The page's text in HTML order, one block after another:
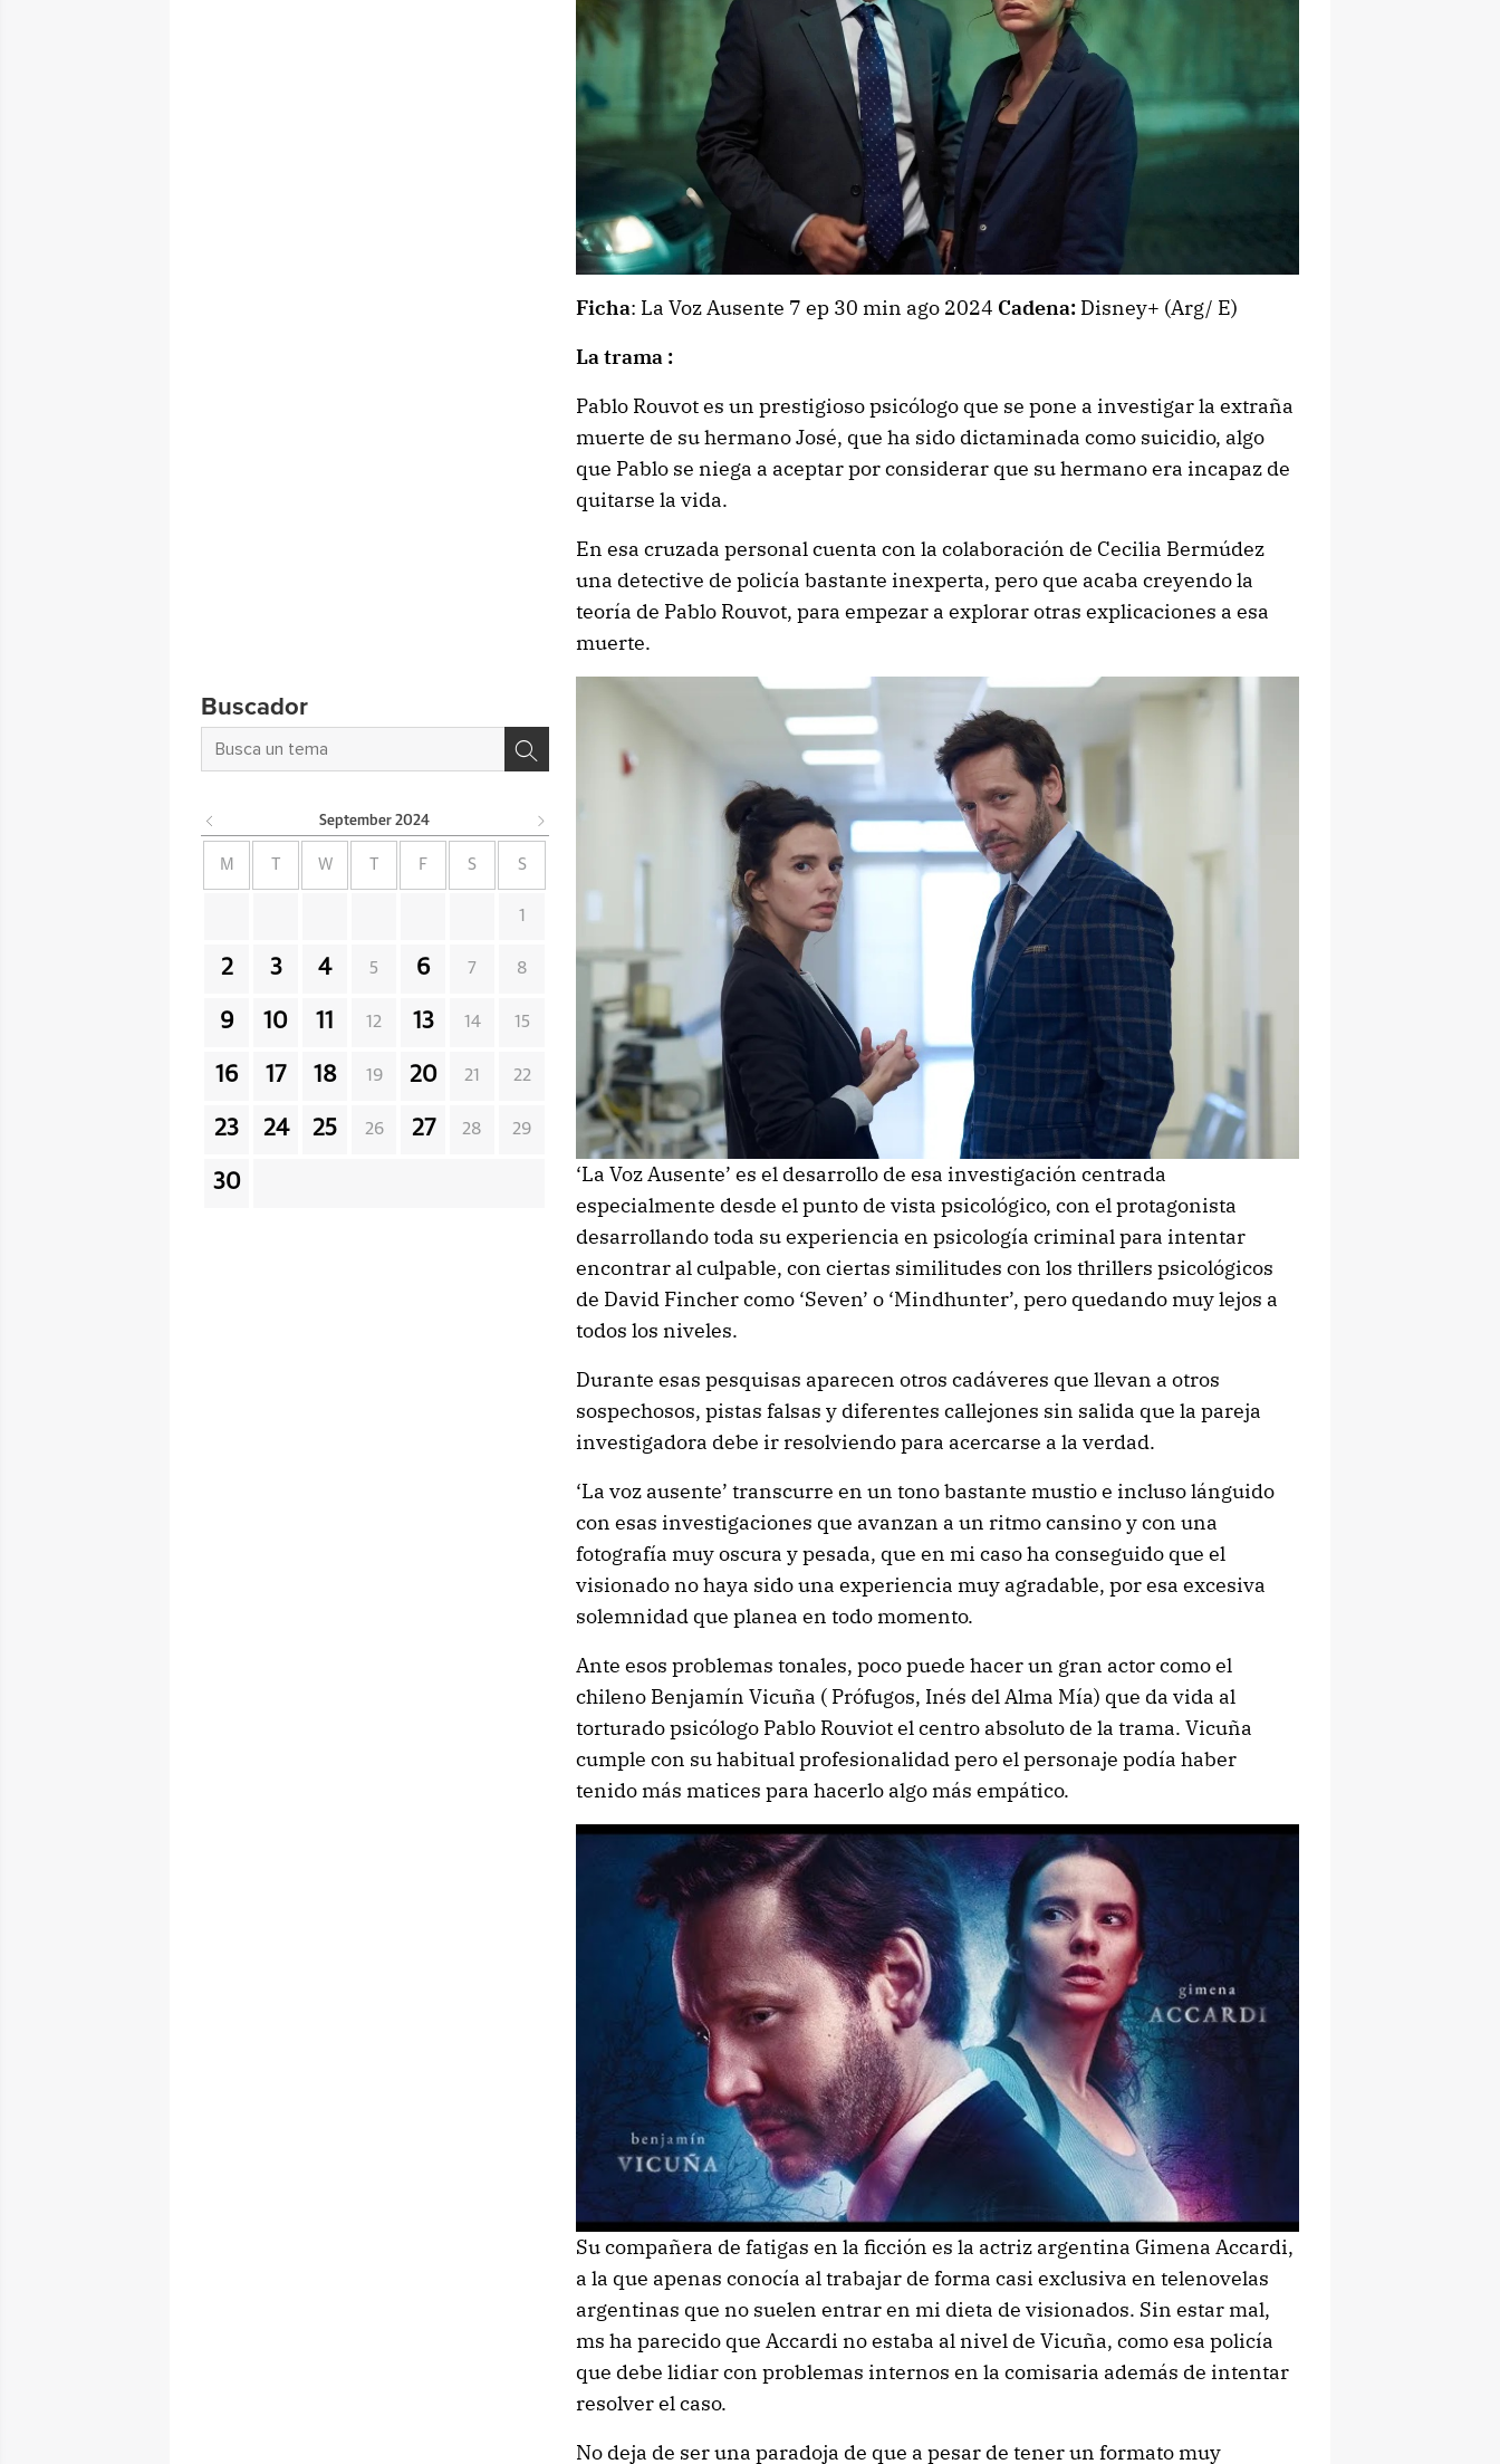
Ficha: La Voz Ausente 7 ep 30 min ago 2024 Cadena:Disney+ (Arg/ E)
La trama :
Pablo Rouvot es un prestigioso psicólogo que se pone a investigar la extraña
muerte de su hermano José, que ha sido dictaminada como suicidio, algo
que Pablo se niega a aceptar por considerar que su hermano era incapaz de
quitarse la vida.
En esa cruzada personal cuenta con la colaboración de Cecilia Bermúdez
una detective de policía bastante inexperta, pero que acaba creyendo la
teoría de Pablo Rouvot, para empezar a explorar otras explicaciones a esa
muerte.
‘La Voz Ausente’ es el desarrollo de esa investigación centrada
especialmente desde el punto de vista psicológico, con el protagonista
desarrollando toda su experiencia en psicología criminal para intentar
encontrar al culpable, con ciertas similitudes con los thrillers psicológicos
de David Fincher como ‘Seven’ o ‘Mindhunter’, pero quedando muy lejos a
todos los niveles.
Durante esas pesquisas aparecen otros cadáveres que llevan a otros
sospechosos, pistas falsas y diferentes callejones sin salida que la pareja
investigadora debe ir resolviendo para acercarse a la verdad.
‘La voz ausente’ transcurre en un tono bastante mustio e incluso lánguido
con esas investigaciones que avanzan a un ritmo cansino y con una
fotografía muy oscura y pesada, que en mi caso ha conseguido que el
visionado no haya sido una experiencia muy agradable, por esa excesiva
solemnidad que planea en todo momento.
Ante esos problemas tonales, poco puede hacer un gran actor como el
chileno Benjamín Vicuña ( Prófugos, Inés del Alma Mía) que da vida al
torturado psicólogo Pablo Rouviot el centro absoluto de la trama. Vicuña
cumple con su habitual profesionalidad pero el personaje podía haber
tenido más matices para hacerlo algo más empático.
Su compañera de fatigas en la ficción es la actriz argentina Gimena Accardi,
a la que apenas conocía al trabajar de forma casi exclusiva en telenovelas
argentinas que no suelen entrar en mi dieta de visionados. Sin estar mal,
ms ha parecido que Accardi no estaba al nivel de Vicuña, como esa policía
que debe lidiar con problemas internos en la comisaria además de intentar
resolver el caso.
No deja de ser una paradoja de que a pesar de tener un formato muy
Buscador
September 2024
M W F S S
1
2 3 4 5 6 7 8
9 10 11 12 13 14 15
16 17 18 19 20 21 22
23 24 25 26 27 28 29
30